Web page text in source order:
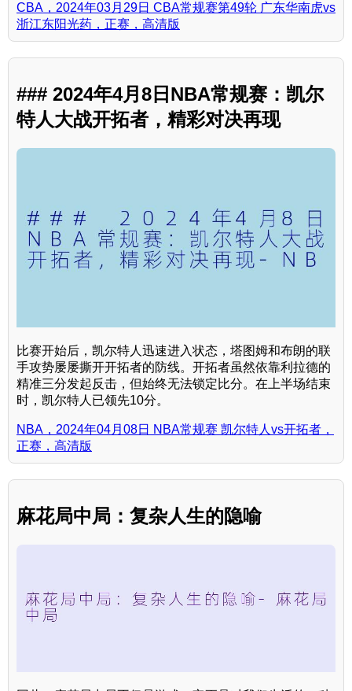
CBA，2024年03月29日 CBA常规赛第49轮 广东华南虎vs
浙江东阳光药，正赛，高清版
### 2024年4月8日NBA常规赛：凯尔
特人大战开拓者，精彩对决再现
比赛开始后，凯尔特人迅速进入状态，塔图姆和布朗的联
手攻势屡屡撕开开拓者的防线。开拓者虽然依靠利拉德的
精准三分发起反击，但始终无法锁定比分。在上半场结束
时，凯尔特人已领先10分。
NBA，2024年04月08日 NBA常规赛 凯尔特人vs开拓者，
正赛，高清版
麻花局中局：复杂人生的隐喻